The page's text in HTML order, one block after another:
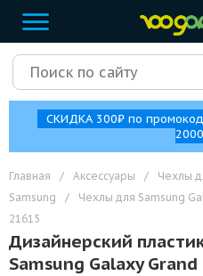
СКИДКА 300₽ по
Главная / Аксессуары / Чехлы
Samsung
/ Чехлы для Samsung
21615
Дизайнерский
Samsung Galaxy Grand